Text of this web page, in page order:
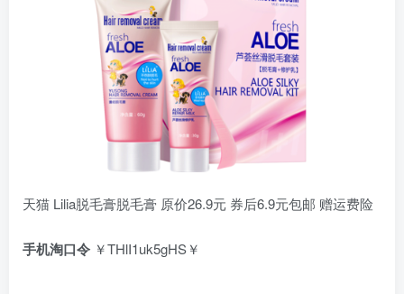
天猫 Lilia脱毛膏脱毛膏 原价26.9元 券后6.9元包邮 赠运费险
手机淘口令 ￥THlI1uk5gHS￥